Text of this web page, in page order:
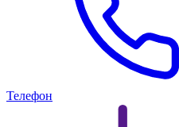
Телефон